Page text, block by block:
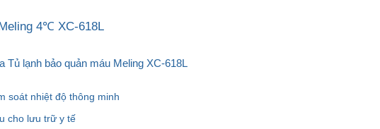
4℃ XC-618L
Tủ lạnh bảo quản máu Meling XC-618L
soát nhiệt độ thông minh
cho lưu trữ y tế